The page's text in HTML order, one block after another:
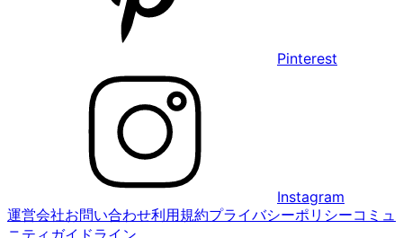
Pinterest
Instagram
運営会社お問い合わせ利用規約プライバシーポリシーコミュ